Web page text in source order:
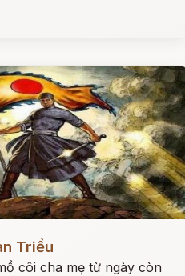
Triều
côi cha mẹ từ ngày còn